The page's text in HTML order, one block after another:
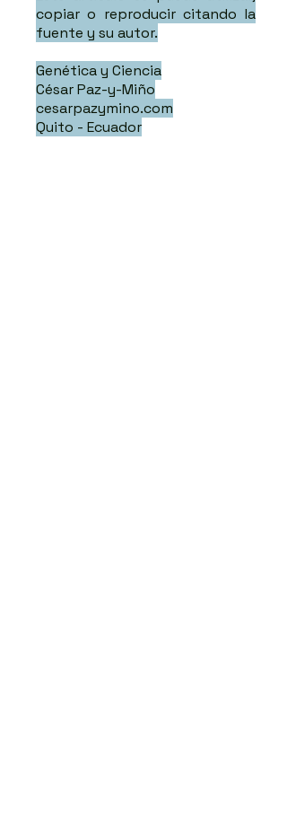
copiar o reproducir citando la
fuente y su autor.
Genética y Ciencia
César Paz-y-Miño
cesarpazymino.com
Quito - Ecuador